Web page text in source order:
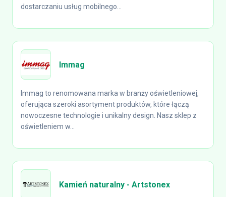
dostarczaniu usług mobilnego...
Immag
Immag to renomowana marka w branży oświetleniowej,
oferująca szeroki asortyment produktów, które łączą
nowoczesne technologie i unikalny design. Nasz sklep z
oświetleniem w...
Kamień naturalny - Artstonex